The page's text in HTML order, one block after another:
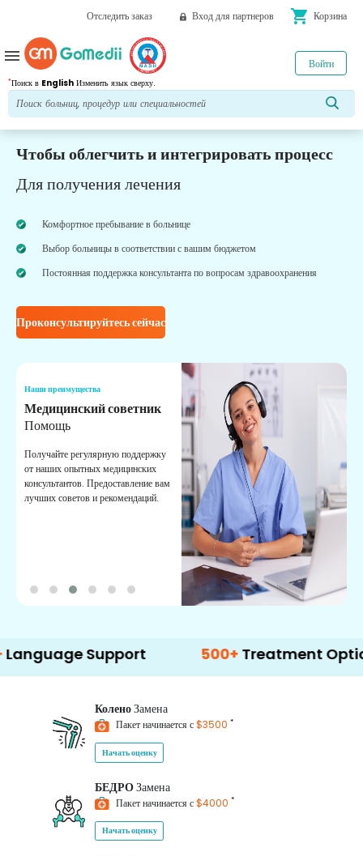
Отследить заказ Вход для партнеров shopping_cart Корзина
*Поиск в English Изменить язык сверху.
Войти
menu
Чтобы облегчить и интегрировать процесс
Для получения лечения
Комфортное пребывание в больнице
Выбор больницы в соответствии с вашим бюджетом
Постоянная поддержка консультанта по вопросам здравоохранения
Проконсультируйтесь сейчас
Наши преимущества
Медицинский советник
Помощь
Получайте регулярную поддержку
от наших опытных медицинских
консультантов. Предоставление вам
лучших советов и рекомендаций.
Support 500+ Treatment Options
КоленоЗамена
Пакет начинается с$3500 *
Начать оценку
БЕДРОЗамена
Пакет начинается с$4000 *
Начать оценку